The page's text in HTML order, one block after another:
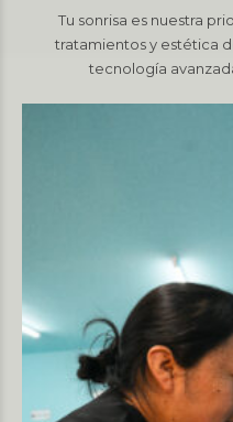
Tu sonrisa es nuestra
tratamientos y estética
tecnología